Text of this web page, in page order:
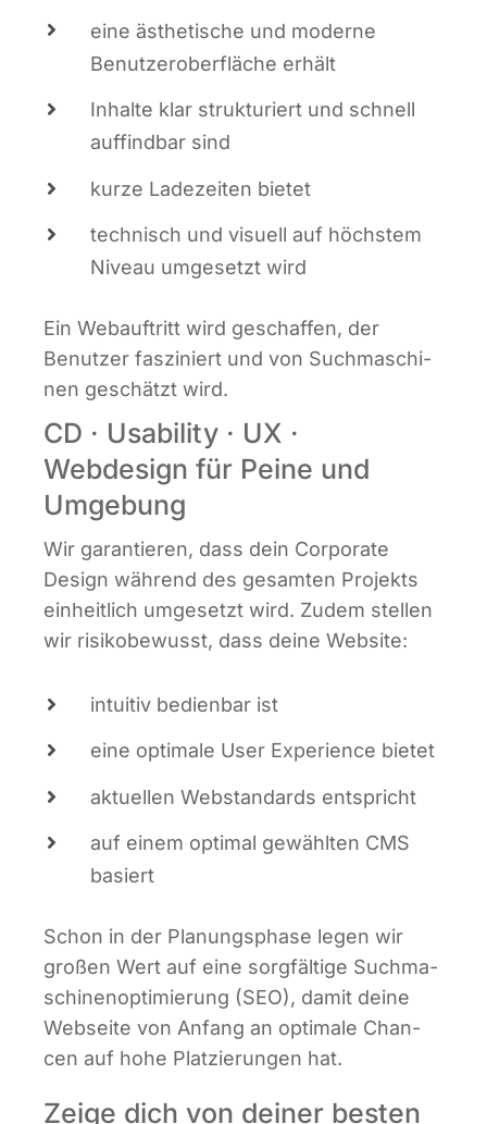
eine ästhe­ti­sche und moder­ne
Benut­zer­ober­flä­che erhält
Inhal­te klar struk­tu­riert und schnell
auf­find­bar sind
kur­ze Lade­zei­ten bietet
tech­nisch und visu­ell auf höchs­tem
Niveau umge­setzt wird
Ein Web­auf­tritt wird geschaf­fen, der
Benut­zer fas­zi­niert und von Such­ma­schi­
nen geschätzt wird.
CD · Usability · UX ·
Webdesign für Peine und
Umgebung
Wir garan­tie­ren, dass dein Cor­po­ra­te
Design wäh­rend des gesam­ten Pro­jekts
ein­heit­lich umge­setzt wird. Zudem stel­len
wir risi­ko­be­wusst, dass dei­ne Website:
intui­tiv bedien­bar ist
eine opti­ma­le User Expe­ri­ence bietet
aktu­el­len Web­stan­dards entspricht
auf einem opti­mal gewähl­ten CMS
basiert
Schon in der Pla­nungs­pha­se legen wir
gro­ßen Wert auf eine sorg­fäl­ti­ge Such­ma­
schi­nen­op­ti­mie­rung (SEO), damit dei­ne
Web­sei­te von Anfang an opti­ma­le Chan­
cen auf hohe Plat­zie­run­gen hat.
Zeige dich von deiner besten